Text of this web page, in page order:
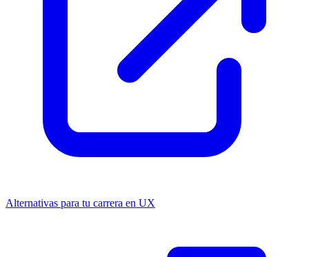
Alternativas para tu carrera en UX